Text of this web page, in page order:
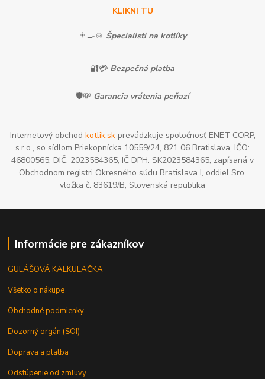
KLIKNI TU
👨‍🍳🍲 Špecialisti na kotlíky
🔐💳 Bezpečná platba
🛡️💸 Garancia vrátenia peňazí
Internetový obchod kotlik.skprevádzkuje spoločnosť ENET CORP,
s.r.o., so sídlom Priekopnícka 10559/24, 821 06 Bratislava, IČO:
46800565, DIČ: 2023584365, IČ DPH: SK2023584365, zapísaná v
Obchodnom registri Okresného súdu Bratislava I, oddiel Sro,
vložka č. 83619/B, Slovenská republika
Informácie pre zákazníkov
GULÁŠOVÁ KALKULAČKA
Všetko o nákupe
Obchodné podmienky
Dozorný orgán (SOI)
Doprava a platba
Odstúpenie od zmluvy